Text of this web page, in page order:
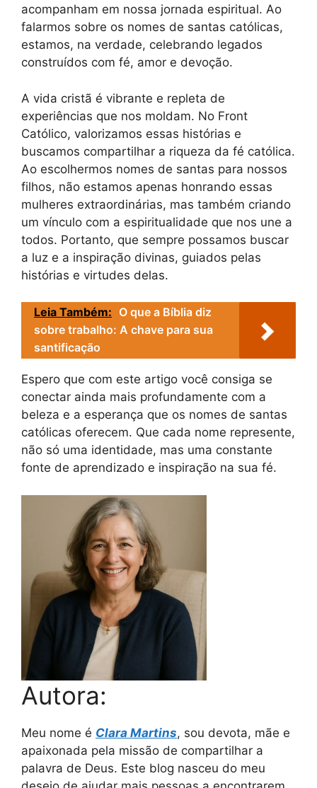
acompanham em nossa jornada espiritual. Ao
falarmos sobre os nomes de santas católicas,
estamos, na verdade, celebrando legados
construídos com fé, amor e devoção.
A vida cristã é vibrante e repleta de
experiências que nos moldam. No Front
Católico, valorizamos essas histórias e
buscamos compartilhar a riqueza da fé católica.
Ao escolhermos nomes de santas para nossos
filhos, não estamos apenas honrando essas
mulheres extraordinárias, mas também criando
um vínculo com a espiritualidade que nos une a
todos. Portanto, que sempre possamos buscar
a luz e a inspiração divinas, guiados pelas
histórias e virtudes delas.
Leia Também: O que a Bíblia diz
sobre trabalho: A chave para sua
santificação
Espero que com este artigo você consiga se
conectar ainda mais profundamente com a
beleza e a esperança que os nomes de santas
católicas oferecem. Que cada nome represente,
não só uma identidade, mas uma constante
fonte de aprendizado e inspiração na sua fé.
Autora:
Meu nome é Clara Martins, sou devota, mãe e
apaixonada pela missão de compartilhar a
palavra de Deus. Este blog nasceu do meu